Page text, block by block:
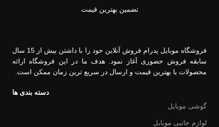
تضمین بهترین قیمت
فروشگاه موبایل پدرام فروش آنلاین حود را با داشتن بیش از 15 سال
سابقه فروش حضوری آغاز نمود. هدف ما در این فروشگاه ارائه
محصولات با بهترین قیمت و ارسال در سریع ترین زمان ممکن است.
دسته بندی ها
گوشی موبایل
لوازم جانبی موبایل